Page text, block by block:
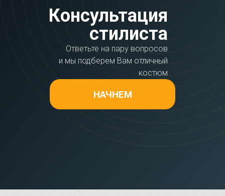
Консультация
стилиста
Ответьте на пару вопросов
и мы подберем Вам отличный
костюм
НАЧНЕМ